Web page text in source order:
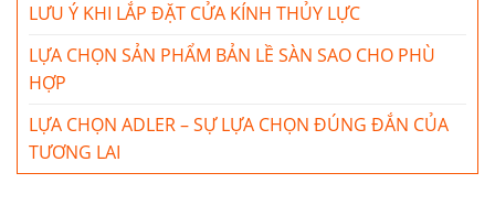
LƯU Ý KHI LẮP ĐẶT CỬA KÍNH THỦY LỰC
LỰA CHỌN SẢN PHẨM BẢN LỀ SÀN SAO CHO PHÙ
HỢP
LỰA CHỌN ADLER – SỰ LỰA CHỌN ĐÚNG ĐẮN CỦA
TƯƠNG LAI